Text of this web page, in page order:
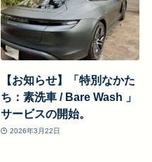
【お知らせ】「特別なかた
ち：素洗車 / Bare Wash 」
サービスの開始。
2026年3月22日